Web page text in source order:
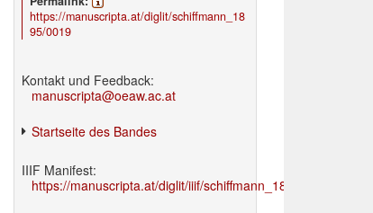
https://manuscripta.at/diglit/schiffmann_18
95/0019
Kontakt und Feedback:
manuscripta@oeaw.ac.at
Startseite des Bandes
IIIF Manifest:
https://manuscripta.at/diglit/iiif/schiffmann_1895/manifest.json